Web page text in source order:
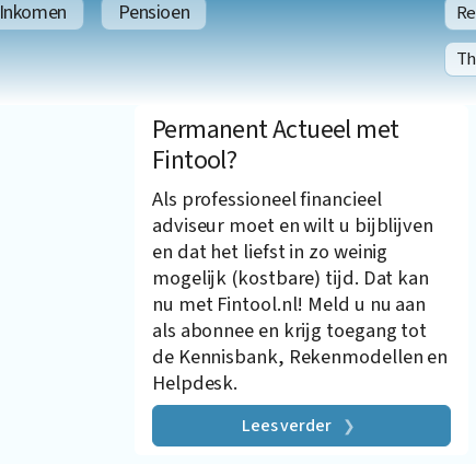
Inkomen
Pensioen
Permanent Actueel met
Fintool?
Als professioneel financieel
adviseur moet en wilt u bijblijven
en dat het liefst in zo weinig
mogelijk (kostbare) tijd. Dat kan
nu met Fintool.nl! Meld u nu aan
als abonnee en krijg toegang tot
de Kennisbank, Rekenmodellen en
Helpdesk.
Lees verder